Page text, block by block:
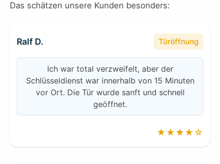
Das schätzen unsere Kunden besonders:
Ralf D. Türöffnung
Ich war total verzweifelt, aber der
Schlüsseldienst war innerhalb von 15 Minuten
vor Ort. Die Tür wurde sanft und schnell
geöffnet.
★★★★☆